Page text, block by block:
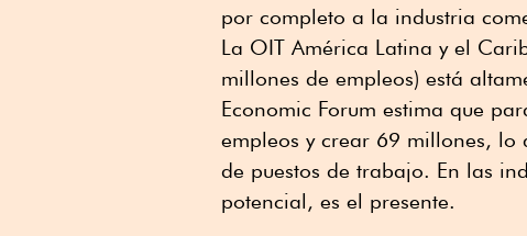
por completo a la industria
La OIT América Latina y el
millones de empleos) está
Economic Forum estima que
empleos y crear 69 millones, lo
de puestos de trabajo. En las
potencial, es el presente.